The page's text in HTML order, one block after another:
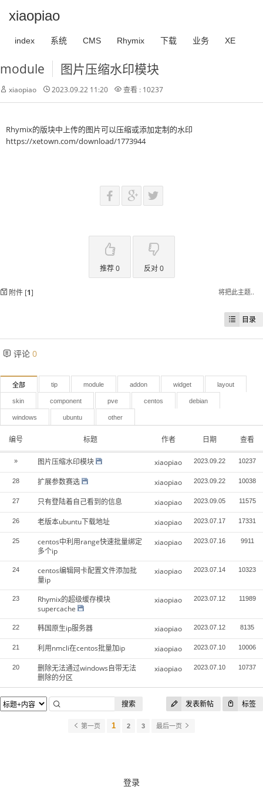
xiaopiao
index 系统 CMS Rhymix 下载 业务 XE
module 图片压缩水印模块
xiaopiao 2023.09.22 11:20 查看 : 10237
Rhymix的版块中上传的图片可以压缩或添加定制的水印
https://xetown.com/download/1773944
推荐 0 反对 0
附件 [1] 将把此主题..
目录
评论 0
全部 tip module addon widget layout
skin component pve centos debian
windows ubuntu other
编号 标题 作者 日期 查看
» 图片压缩水印模块 xiaopiao 2023.09.22 10237
28 扩展参数赛选 xiaopiao 2023.09.22 10038
27 只有登陆着自己看到的信息 xiaopiao 2023.09.05 11575
26 老版本ubuntu下载地址 xiaopiao 2023.07.17 17331
25
centos中利用range快速批量绑定
多个ip
xiaopiao 2023.07.16 9911
24
centos编辑网卡配置文件添加批
量ip
xiaopiao 2023.07.14 10323
23
Rhymix的超级缓存模块
supercache
xiaopiao 2023.07.12 11989
22 韩国原生ip服务器 xiaopiao 2023.07.12 8135
21 利用nmcli在centos批量加ip xiaopiao 2023.07.10 10006
20
删除无法通过windows自带无法
删除的分区
xiaopiao 2023.07.10 10737
发表新帖 标签
搜索
第一页 1 2 3 最后一页
登录